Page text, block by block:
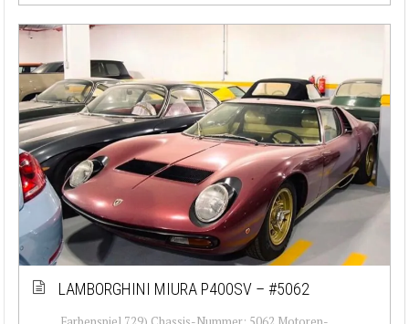
LAMBORGHINI MIURA P400SV – #5062